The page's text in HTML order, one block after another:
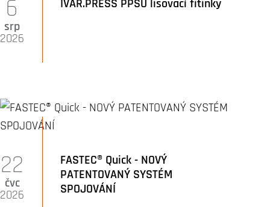
IVAR.PRESS PPSU lisovací fitinky
6
srp
2026
FASTEC® Quick - NOVÝ
PATENTOVANÝ SYSTÉM
SPOJOVÁNÍ
22
čvc
2026